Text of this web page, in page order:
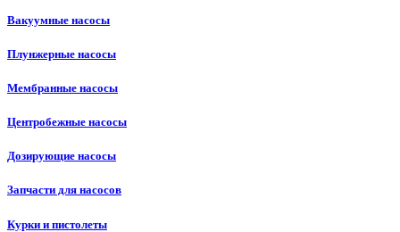
Вакуумные насосы
Плунжерные насосы
Мембранные насосы
Центробежные насосы
Дозирующие насосы
Запчасти для насосов
Курки и пистолеты